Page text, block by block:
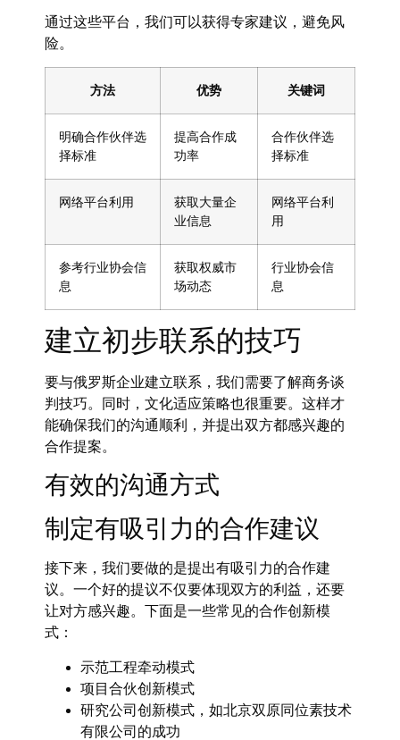
通过这些平台，我们可以获得专家建议，避免风
险。
方法 优势 关键词
明确合作伙伴选
择标准
提高合作成
功率
合作伙伴选
择标准
网络平台利用
获取大量企
业信息
网络平台利
用
参考行业协会信
息
获取权威市
场动态
行业协会信
息
建立初步联系的技巧
要与俄罗斯企业建立联系，我们需要了解商务谈
判技巧。同时，文化适应策略也很重要。这样才
能确保我们的沟通顺利，并提出双方都感兴趣的
合作提案。
有效的沟通方式
制定有吸引力的合作建议
接下来，我们要做的是提出有吸引力的合作建
议。一个好的提议不仅要体现双方的利益，还要
让对方感兴趣。下面是一些常见的合作创新模
式：
示范工程牵动模式
项目合伙创新模式
研究公司创新模式，如北京双原同位素技术
有限公司的成功